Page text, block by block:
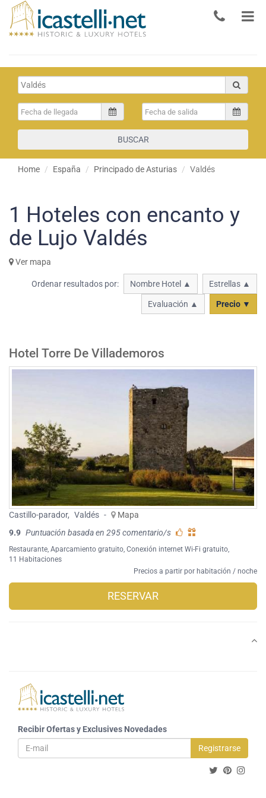
BUSCAR
Home España Principado de Asturias Valdés
1 Hoteles con encanto y
de Lujo Valdés
Ver mapa
Ordenar resultados por: Nombre Hotel ▲ Estrellas ▲
Evaluación ▲ Precio ▼
Hotel Torre De Villademoros
Castillo-parador, Valdés -
Mapa
9.9 Puntuación basada en 295 comentario/s
Restaurante Aparcamiento gratuito Conexión internet Wi-Fi gratuito
11 Habitaciones
Precios a partir por habitación / noche
RESERVAR
Recibir Ofertas y Exclusives Novedades
Registrarse